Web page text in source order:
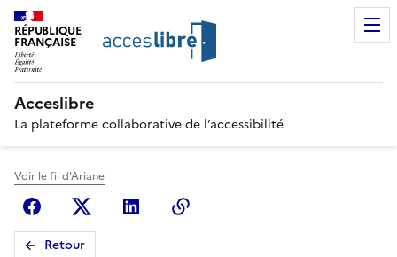
RÉPUBLIQUE
FRANÇAISE
Acceslibre
La plateforme collaborative de l’accessibilité
Voir le fil d'Ariane
FacebookX (anciennement Twitter)
Linkedin
Retour